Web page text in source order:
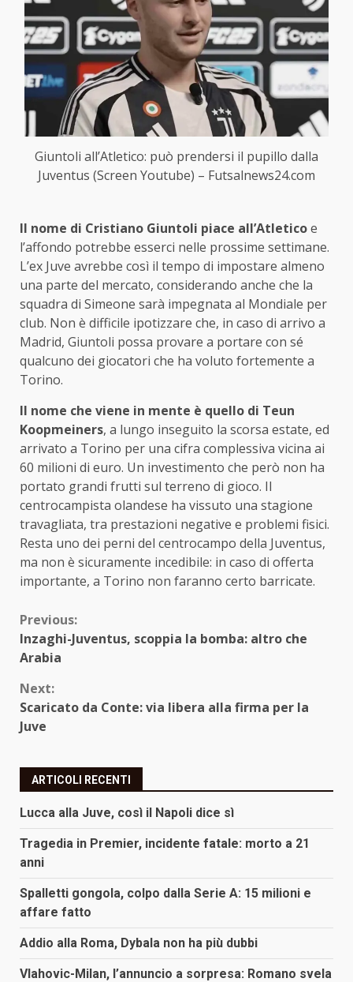
Giuntoli all’Atletico: può prendersi il pupillo dalla
Juventus (Screen Youtube) – Futsalnews24.com
Il nome di Cristiano Giuntoli piace all’Atleticoe
l’affondo potrebbe esserci nelle prossime settimane.
L’ex Juve avrebbe così il tempo di impostare almeno
una parte del mercato, considerando anche che la
squadra di Simeone sarà impegnata al Mondiale per
club. Non è difficile ipotizzare che, in caso di arrivo a
Madrid, Giuntoli possa provare a portare con sé
qualcuno dei giocatori che ha voluto fortemente a
Torino.
Il nome che viene in mente è quello di Teun
Koopmeiners, a lungo inseguito la scorsa estate, ed
arrivato a Torino per una cifra complessiva vicina ai
60 milioni di euro. Un investimento che però non ha
portato grandi frutti sul terreno di gioco. Il
centrocampista olandese ha vissuto una stagione
travagliata, tra prestazioni negative e problemi fisici.
Resta uno dei perni del centrocampo della Juventus,
ma non è sicuramente incedibile: in caso di offerta
importante, a Torino non faranno certo barricate.
Continue
Reading
Previous:
Inzaghi-Juventus, scoppia la bomba: altro che
Arabia
Next:
Scaricato da Conte: via libera alla firma per la
Juve
ARTICOLI RECENTI
Lucca alla Juve, così il Napoli dice sì
Tragedia in Premier, incidente fatale: morto a 21
anni
Spalletti gongola, colpo dalla Serie A: 15 milioni e
affare fatto
Addio alla Roma, Dybala non ha più dubbi
Vlahovic-Milan, l’annuncio a sorpresa: Romano svela